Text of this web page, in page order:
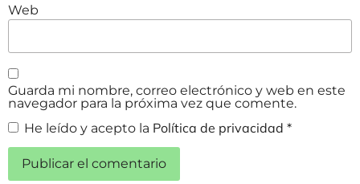
Web
Guarda mi nombre, correo electrónico y web en este
navegador para la próxima vez que comente.
He leído y acepto la Política de privacidad *